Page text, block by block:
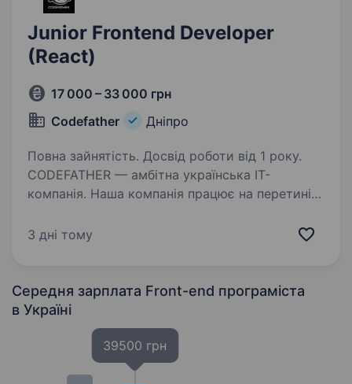
Junior Frontend Developer
(React)
17 000 – 33 000 грн
Codefather
Дніпро
Повна зайнятість. Досвід роботи від 1 року.
CODEFATHER — амбітна українська IT-
компанія. Наша компанія працює на перетині
рішення для бізнесу та користувачів
3 дні тому
Середня зарплата Front-end програміста
в Україні
39500 грн